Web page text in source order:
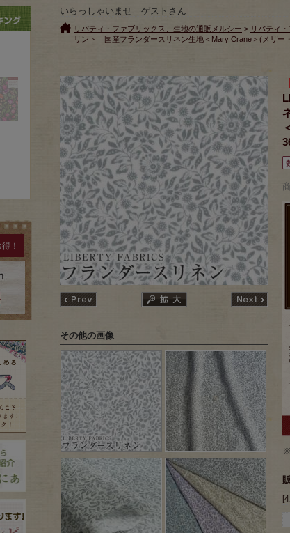
！
いらっしゃいませ ゲストさん
リバティ・ファブリックス、生地の通販メルシー > リバティ
リント 国産フランダースリネン生地＜Mary Crane＞(メリー
その他の画像